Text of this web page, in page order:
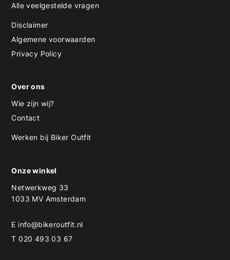
Alle veelgestelde vragen
Disclaimer
Algemene voorwaarden
Privacy Policy
Over ons
Wie zijn wij?
Contact
Werken bij Biker Outfit
Onze winkel
Netwerkweg 33
1033 MV Amsterdam
E info@bikeroutfit.nl
T 020 493 03 67